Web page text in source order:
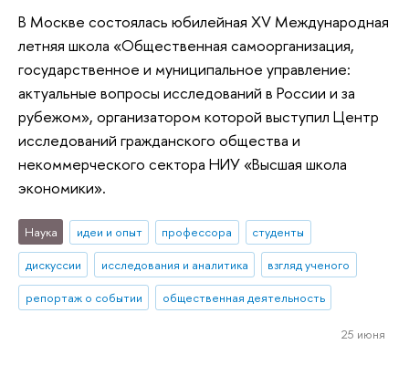
В Москве состоялась юбилейная XV Международная
летняя школа «Общественная самоорганизация,
государственное и муниципальное управление:
актуальные вопросы исследований в России и за
рубежом», организатором которой выступил Центр
исследований гражданского общества и
некоммерческого сектора НИУ «Высшая школа
экономики».
Наука идеи и опыт профессора
студенты
дискуссии
исследования и аналитика
взгляд ученого
репортаж о событии
общественная деятельность
25 июня